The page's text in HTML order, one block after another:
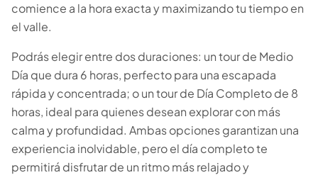
comience a la hora exacta y maximizando tu tiempo en
el valle.
Podrás elegir entre dos duraciones: un tour de Medio
Día que dura 6 horas, perfecto para una escapada
rápida y concentrada; o un tour de Día Completo de 8
horas, ideal para quienes desean explorar con más
calma y profundidad. Ambas opciones garantizan una
experiencia inolvidable, pero el día completo te
permitirá disfrutar de un ritmo más relajado y